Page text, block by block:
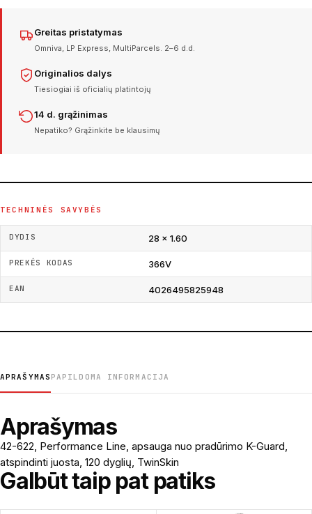
Greitas pristatymas
Omniva, LP Express, MultiParcels. 2–6 d.d.
Originalios dalys
Tiesiogiai iš oficialių platintojų
14 d. grąžinimas
Nepatiko? Grąžinkite be klausimų
TECHNINĖS SAVYBĖS
DYDIS 28 × 1.60
PREKĖS KODAS 366V
EAN 4026495825948
APRAŠYMAS PAPILDOMA INFORMACIJA
Aprašymas
42-622, Performance Line, apsauga nuo pradūrimo K-Guard,
atspindinti juosta, 120 dyglių, TwinSkin
Galbūt taip pat patiks